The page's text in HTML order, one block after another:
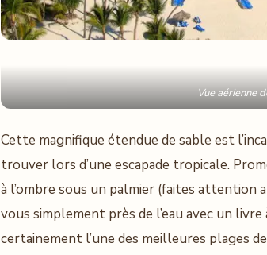
Vue aérienne
Cette magnifique étendue de sable est
trouver lors d’une escapade tropicale.
à l’ombre sous un palmier (faites attention
vous simplement près de l’eau avec un
certainement l’une des meilleures plages